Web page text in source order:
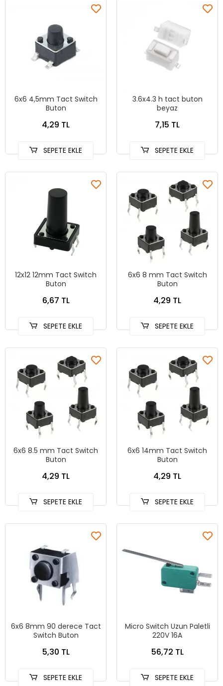
6x6 4,5mm Tact Switch
Buton
4,29 TL
SEPETE EKLE
3.6x4.3 h tact buton
beyaz
7,15 TL
SEPETE EKLE
12x12 12mm Tact Switch
Buton
6,67 TL
SEPETE EKLE
6x6 8 mm Tact Switch
Buton
4,29 TL
SEPETE EKLE
6x6 8.5 mm Tact Switch
Buton
4,29 TL
SEPETE EKLE
6x6 14mm Tact Switch
Buton
4,29 TL
SEPETE EKLE
6x6 8mm 90 derece Tact
Switch Buton
5,30 TL
SEPETE EKLE
Micro Switch Uzun Paletli
220V 16A
56,72 TL
SEPETE EKLE